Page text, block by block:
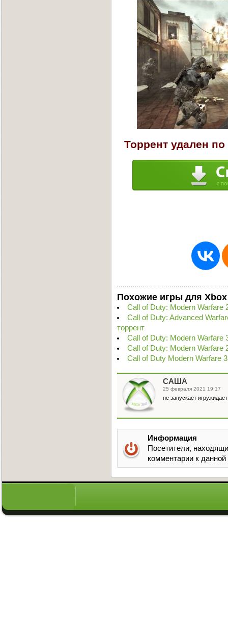
Торрент удален
Похожие игры для Xbox
Call of Duty: Modern Warfare
Call of Duty: Advanced
торрент
Call of Duty: Modern Warfare
Call of Duty: Modern Warfare
Call of Duty Modern Warfare
САША
25 февраля 2021 19:17
не запускает
Информация
Посетители,
комментарии к